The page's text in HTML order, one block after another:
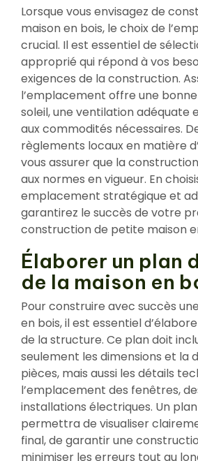
Lorsque vous envisagez de
maison en bois, le choix de
crucial. Il est essentiel de
approprié qui répond à vos
exigences de la construction.
l’emplacement offre une
soleil, une ventilation adéquate
aux commodités nécessaires.
règlements locaux en matière
vous assurer que la
aux normes en vigueur. En
emplacement stratégique et
garantirez le succès de votre
construction de petite maison
Élaborer un plan
de la maison en
Pour construire avec succès
en bois, il est essentiel
de la structure. Ce plan doit
seulement les dimensions et la
pièces, mais aussi les détails
l’emplacement des fenêtres,
installations électriques. Un
permettra de visualiser
final, de garantir une
minimiser les erreurs tout au